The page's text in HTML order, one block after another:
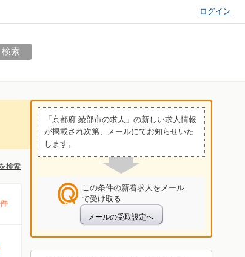
ログイン
検索
「京都府 綾部市の求人」の新しい求人情報
が掲載され次第、メールにてお知らせいた
します。
この条件の新着求人をメール
で受け取る